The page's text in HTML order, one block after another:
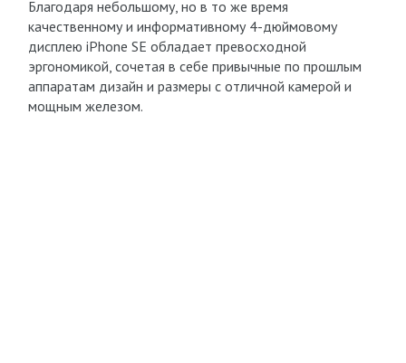
Благодаря небольшому, но в то же время
качественному и информативному 4-дюймовому
дисплею iPhone SE обладает превосходной
эргономикой, сочетая в себе привычные по прошлым
аппаратам дизайн и размеры с отличной камерой и
мощным железом.